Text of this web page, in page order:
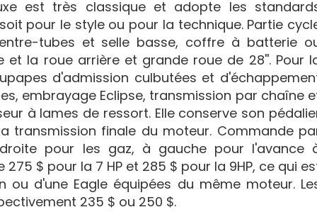
est très classique et adopte les
pour le style ou pour la technique. Partie
tubes et selle basse, coffre à batterie
la roue arrière et grande roue de 28''. Pour
d'admission culbutées et
embrayage Eclipse, transmission par chaîne
à lames de ressort. Elle conserve son
transmission finale du moteur. Commande
pour les gaz, à gauche pour l'avance
275 $ pour la 7 HP et 285 $ pour la 9HP, ce qui
ou d'une Eagle équipées du même moteur.
235 $ ou 250 $.